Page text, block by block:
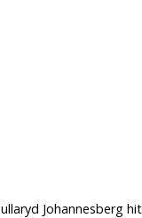
Johannesberg